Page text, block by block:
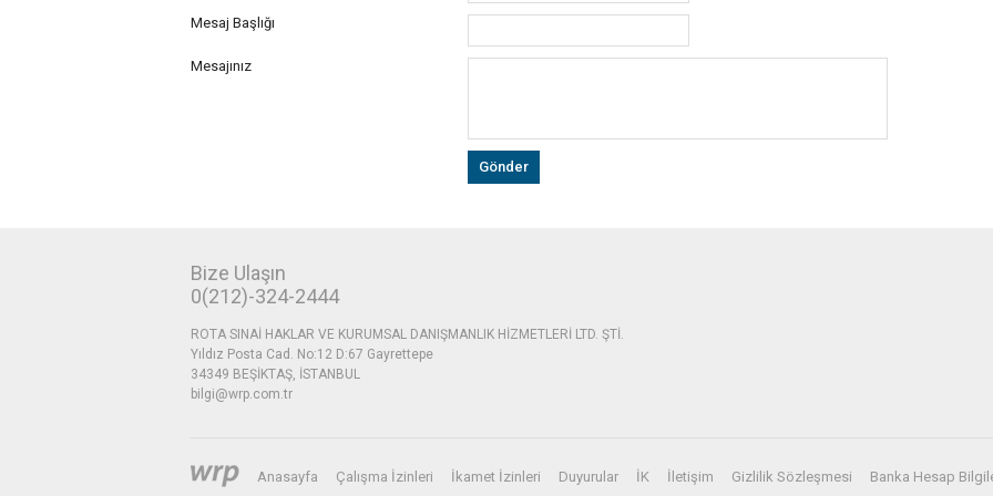
Mesaj Başlığı
Mesajınız
Bize Ulaşın
0(212)-324-2444
ROTA SINAİ HAKLAR VE KURUMSAL DANIŞMANLIK HİZMETLERİ LTD. ŞTİ.
Yıldız Posta Cad. No:12 D:67 Gayrettepe
34349 BEŞİKTAŞ, İSTANBUL
bilgi@wrp.com.tr
Anasayfa Çalışma İzinleri İkamet İzinleri Duyurular İK İletişim Gizlilik Sözleşmesi Banka Hesap